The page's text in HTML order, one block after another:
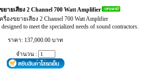
ยายเสียง 2 Channel 700 Watt Amplifier
รื่องขยายเสียง 2 Channel 700 Watt Amplifier
to meet the specialized needs of sound contractors.
ราคา: 137,000.00 บาท
จำนวน :